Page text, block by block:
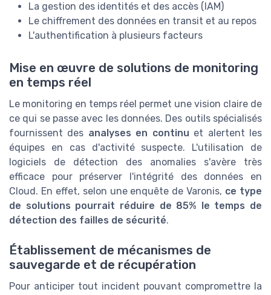
La gestion des identités et des accès (IAM)
Le chiffrement des données en transit et au repos
L'authentification à plusieurs facteurs
Mise en œuvre de solutions de monitoring
en temps réel
Le monitoring en temps réel permet une vision claire de
ce qui se passe avec les données. Des outils spécialisés
fournissent des analyses en continu et alertent les
équipes en cas d'activité suspecte. L'utilisation de
logiciels de détection des anomalies s'avère très
efficace pour préserver l'intégrité des données en
Cloud. En effet, selon une enquête de Varonis, ce type
de solutions pourrait réduire de 85% le temps de
détection des failles de sécurité.
Établissement de mécanismes de
sauvegarde et de récupération
Pour anticiper tout incident pouvant compromettre la